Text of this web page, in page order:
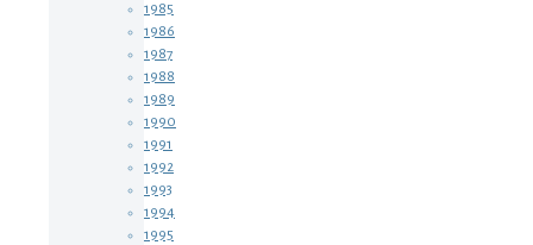
1985
1986
1987
1988
1989
1990
1991
1992
1993
1994
1995